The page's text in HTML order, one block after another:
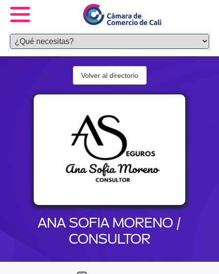
ANA SOFIA MORENO /
CONSULTOR
Volver al directorio